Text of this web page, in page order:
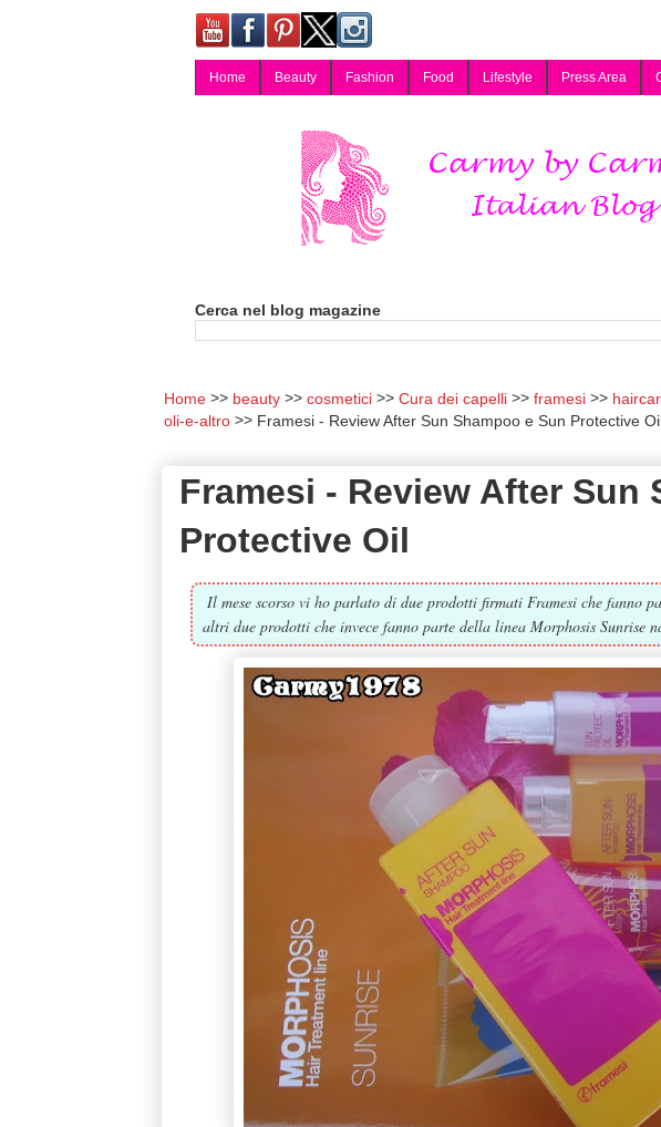
Home Beauty Fashion Food Lifestyle Press Area
Cerca nel blog magazine
Home beauty cosmetici Cura dei capelli framesi
oli-e-altro
Framesi - Review After Sun Shampoo e Sun Protective
Framesi - Review After Sun
Protective Oil
Il mese scorso vi ho parlato di due prodotti firmati Framesi che fanno
altri due prodotti che invece fanno parte della linea Morphosis Sunrise